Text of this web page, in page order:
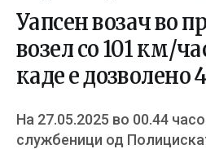
Уапсен возач во
возел со 101 км/
каде е дозволено
На 27.05.2025 во 00.44
службеници од